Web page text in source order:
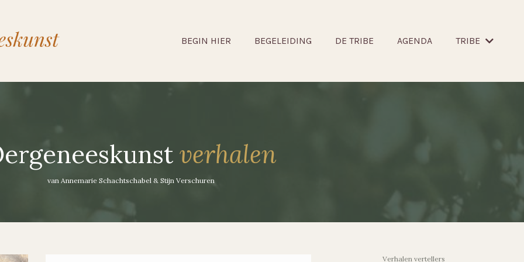
BEGIN HIER BEGELEIDING DE TRIBE AGENDA TRIBE
verhalen
van Annemarie Schachtschabel & Stijn Verschuren
Verhalen vertellers